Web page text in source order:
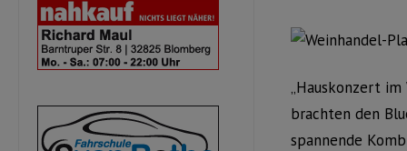
„Hauskonzert
brachten den
spannende